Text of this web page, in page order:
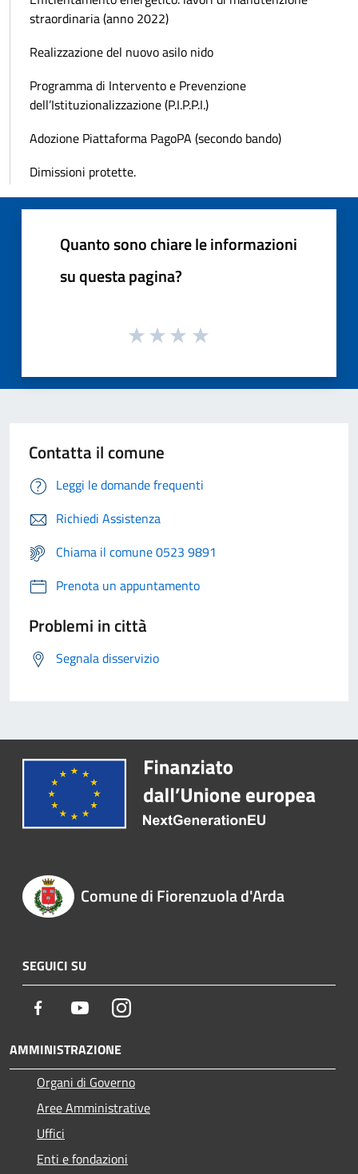
straordinaria (anno 2022)
Realizzazione del nuovo asilo nido
Programma di Intervento e Prevenzione
dell’Istituzionalizzazione (P.I.P.P.I.)
Adozione Piattaforma PagoPA (secondo bando)
Dimissioni protette.
Quanto sono chiare le informazioni
su questa pagina?
Contatta il comune
Leggi le domande frequenti
Richiedi Assistenza
Chiama il comune 0523 9891
Prenota un appuntamento
Problemi in città
Segnala disservizio
Comune di Fiorenzuola d'Arda
SEGUICI SU
Facebook YoutubeInstagram
AMMINISTRAZIONE
Organi di Governo
Aree Amministrative
Uffici
Enti e fondazioni